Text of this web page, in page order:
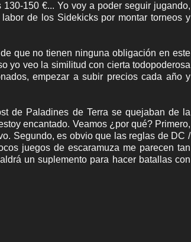
150 €... Yo voy a poder seguir jugando,
de los Sidekicks por montar torneos y
que no tienen ninguna obligación en este
yo veo la similitud con cierta todopoderosa
empezar a subir precios cada año y
de Paladines de Terra se quejaban de la
encantado. Veamos ¿por qué? Primero,
Segundo, es obvio que las reglas de DC /
juegos de escaramuza me parecen tan
un suplemento para hacer batallas con